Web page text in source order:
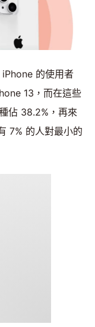
的使用者
13，而在這些
佔 38.2%，再來
7% 的人對最小的